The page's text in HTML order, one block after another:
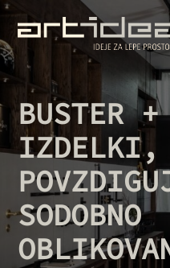
Skip
the
content
BUSTER +
SODOBNO